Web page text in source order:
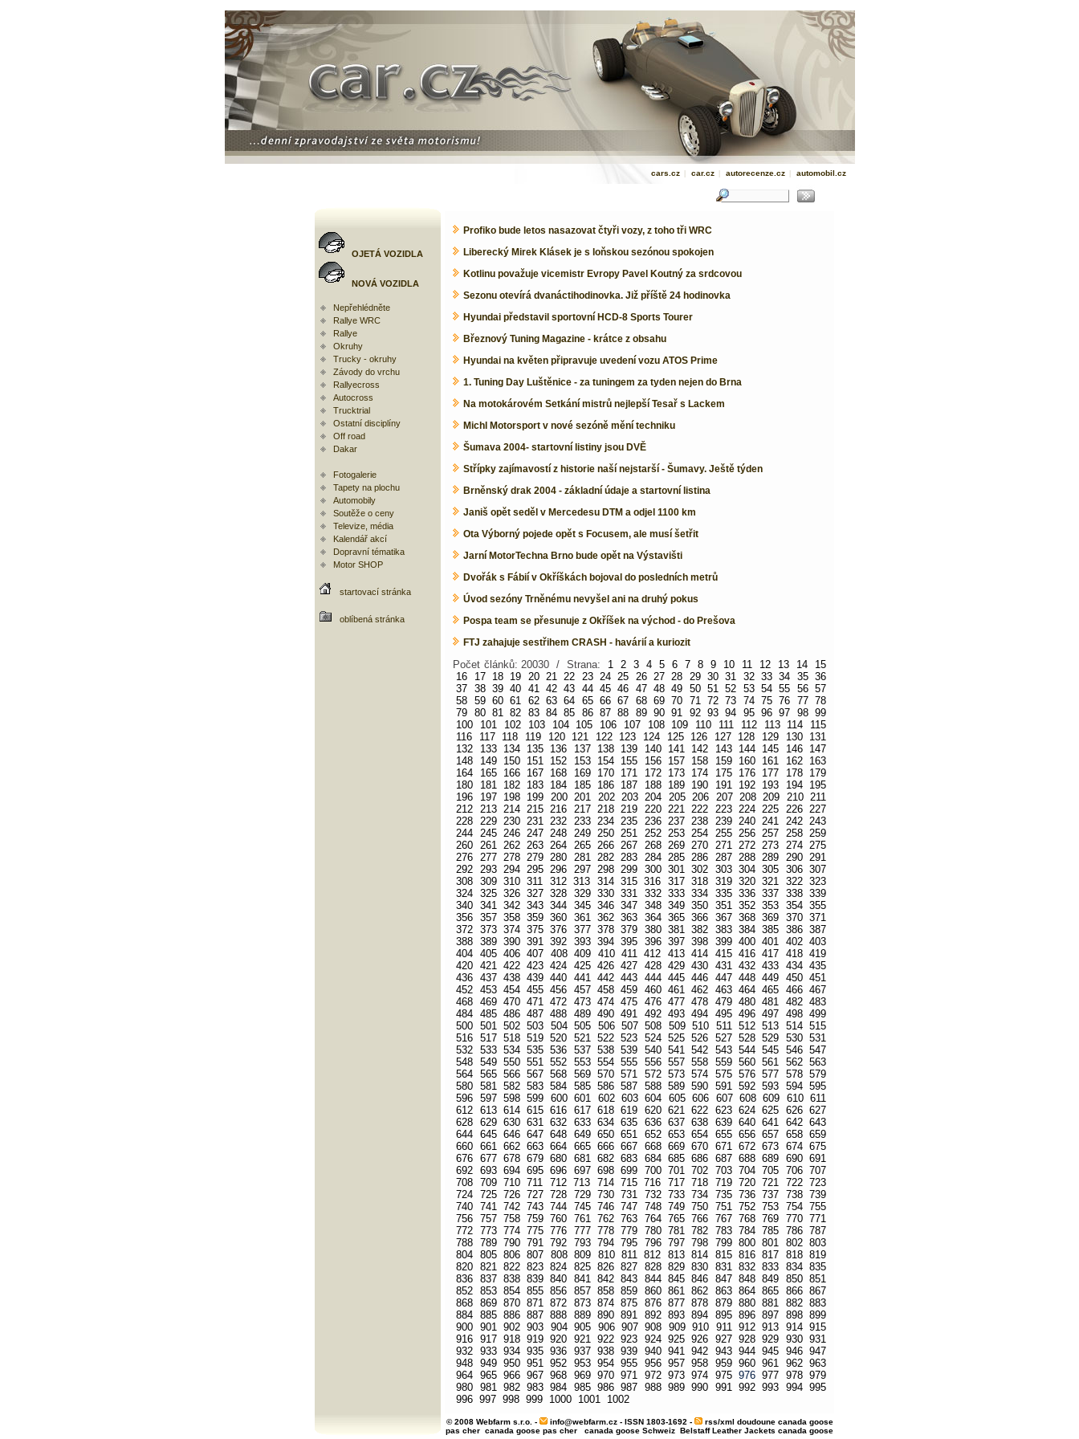
cars.cz | car.cz | autorecenze.cz | automobil.cz
OJETÁ VOZIDLA
NOVÁ VOZIDLA
Nepřehlédněte
Rallye WRC
Rallye
Okruhy
Trucky - okruhy
Závody do vrchu
Rallyecross
Autocross
Trucktrial
Ostatní disciplíny
Off road
Dakar
Fotogalerie
Tapety na plochu
Automobily
Soutěže o ceny
Televize, média
Kalendář akcí
Dopravní tématika
Motor SHOP
startovací stránka
oblíbená stránka
Profiko bude letos nasazovat čtyři vozy, z toho tři WRC
Liberecký Mirek Klásek je s loňskou sezónou spokojen
Kotlinu považuje vicemistr Evropy Pavel Koutný za srdcovou
Sezonu otevírá dvanáctihodinovka. Již příště 24 hodinovka
Hyundai představil sportovní HCD-8 Sports Tourer
Březnový Tuning Magazine - krátce z obsahu
Hyundai na květen připravuje uvedení vozu ATOS Prime
1. Tuning Day Luštěnice - za tuningem za tyden nejen do Brna
Na motokárovém Setkání mistrů nejlepší Tesař s Lackem
Michl Motorsport v nové sezóně mění techniku
Šumava 2004- startovní listiny jsou DVĚ
Střípky zajímavostí z historie naší nejstarší - Šumavy. Ještě týden
Brněnský drak 2004 - základní údaje a startovní listina
Janiš opět seděl v Mercedesu DTM a odjel 1100 km
Ota Výborný pojede opět s Focusem, ale musí šetřit
Jarní MotorTechna Brno bude opět na Výstavišti
Dvořák s Fábií v Okříškách bojoval do posledních metrů
Úvod sezóny Trněnému nevyšel ani na druhý pokus
Pospa team se přesunuje z Okříšek na východ - do Prešova
FTJ zahajuje sestřihem CRASH - havárií a kuriozit
Počet článků: 20030 / Strana: 1 2 3 4 5 6 7 8 9 10 11 12 13 14
15
16
17 18 19 20 21 22 23 24 25 26 27 28 29 30 31 32 33 34 35 36
37 38 39 40 41 42 43 44 45 46 47 48 49 50 51 52 53 54 55 56 57
58 59 60 61 62 63 64 65 66 67 68 69 70 71 72 73 74 75 76 77 78
79 80 81 82 83 84 85 86 87 88 89 90 91 92 93 94 95 96 97 98 99
100
101 102 103 104 105 106 107 108 109 110 111 112 113 114
115
116
117 118 119 120 121 122 123 124 125 126 127 128 129 130
131
132
133 134 135 136 137 138 139 140 141 142 143 144 145 146
147
148
149 150 151 152 153 154 155 156 157 158 159 160 161 162
163
164
165 166 167 168 169 170 171 172 173 174 175 176 177 178
179
180
181 182 183 184 185 186 187 188 189 190 191 192 193 194
195
196
197 198 199 200 201 202 203 204 205 206 207 208 209 210 211
212 213 214 215 216 217 218 219 220 221 222 223 224 225 226 227
228 229 230 231 232 233 234 235 236 237 238 239 240 241 242 243
244 245 246 247 248 249 250 251 252 253 254 255 256 257 258 259
260 261 262 263 264 265 266 267 268 269 270 271 272 273 274 275
276 277 278 279 280 281 282 283 284 285 286 287 288 289 290 291
292 293 294 295 296 297 298 299 300 301 302 303 304 305 306 307
308 309 310 311 312 313 314 315 316 317 318 319 320 321 322 323
324 325 326 327 328 329 330 331 332 333 334 335 336 337 338 339
340 341 342 343 344 345 346 347 348 349 350 351 352 353 354 355
356 357 358 359 360 361 362 363 364 365 366 367 368 369 370 371
372 373 374 375 376 377 378 379 380 381 382 383 384 385 386 387
388 389 390 391 392 393 394 395 396 397 398 399 400 401 402 403
404 405 406 407 408 409 410 411 412 413 414 415 416 417 418 419
420 421 422 423 424 425 426 427 428 429 430 431 432 433 434 435
436 437 438 439 440 441 442 443 444 445 446 447 448 449 450 451
452 453 454 455 456 457 458 459 460 461 462 463 464 465 466 467
468 469 470 471 472 473 474 475 476 477 478 479 480 481 482 483
484 485 486 487 488 489 490 491 492 493 494 495 496 497 498 499
500 501 502 503 504 505 506 507 508 509 510 511 512 513 514 515
516 517 518 519 520 521 522 523 524 525 526 527 528 529 530 531
532 533 534 535 536 537 538 539 540 541 542 543 544 545 546 547
548 549 550 551 552 553 554 555 556 557 558 559 560 561 562 563
564 565 566 567 568 569 570 571 572 573 574 575 576 577 578 579
580 581 582 583 584 585 586 587 588 589 590 591 592 593 594 595
596 597 598 599 600 601 602 603 604 605 606 607 608 609 610 611
612 613 614 615 616 617 618 619 620 621 622 623 624 625 626 627
628 629 630 631 632 633 634 635 636 637 638 639 640 641 642 643
644 645 646 647 648 649 650 651 652 653 654 655 656 657 658 659
660 661 662 663 664 665 666 667 668 669 670 671 672 673 674 675
676 677 678 679 680 681 682 683 684 685 686 687 688 689 690 691
692 693 694 695 696 697 698 699 700 701 702 703 704 705 706 707
708 709 710 711 712 713 714 715 716 717 718 719 720 721 722 723
724 725 726 727 728 729 730 731 732 733 734 735 736 737 738 739
740 741 742 743 744 745 746 747 748 749 750 751 752 753 754 755
756 757 758 759 760 761 762 763 764 765 766 767 768 769 770 771
772 773 774 775 776 777 778 779 780 781 782 783 784 785 786 787
788 789 790 791 792 793 794 795 796 797 798 799 800 801 802 803
804 805 806 807 808 809 810 811 812 813 814 815 816 817 818 819
820 821 822 823 824 825 826 827 828 829 830 831 832 833 834 835
836 837 838 839 840 841 842 843 844 845 846 847 848 849 850 851
852 853 854 855 856 857 858 859 860 861 862 863 864 865 866 867
868 869 870 871 872 873 874 875 876 877 878 879 880 881 882 883
884 885 886 887 888 889 890 891 892 893 894 895 896 897 898 899
900 901 902 903 904 905 906 907 908 909 910 911 912 913 914 915
916 917 918 919 920 921 922 923 924 925 926 927 928 929 930 931
932 933 934 935 936 937 938 939 940 941 942 943 944 945 946 947
948 949 950 951 952 953 954 955 956 957 958 959 960 961 962 963
964 965 966 967 968 969 970 971 972 973 974 975 976 977 978 979
980 981 982 983 984 985 986 987 988 989 990 991 992 993 994 995
996 997 998 999 1000 1001 1002
© 2008 Webfarm s.r.o. - info@webfarm.cz- ISSN 1803-1692 - rss/xml doudoune canada goose
pas cher canada goose pas cher canada goose Schweiz Belstaff Leather Jackets canada goose